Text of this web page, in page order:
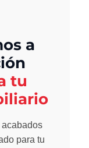
a
tu
para tu